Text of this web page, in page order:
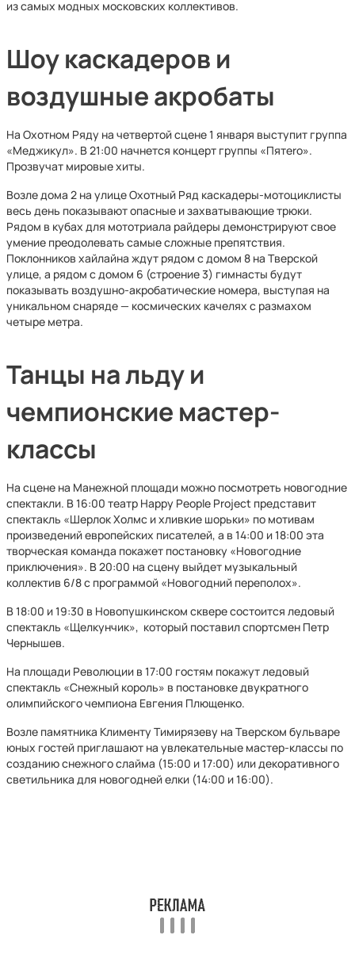
из самых модных московских коллективов.
Шоу каскадеров и
воздушные акробаты
На Охотном Ряду на четвертой сцене 1 января выступит группа
«Меджикул». В 21:00 начнется концерт группы «Пятеrо».
Прозвучат мировые хиты.
Возле дома 2 на улице Охотный Ряд каскадеры-мотоциклисты
весь день показывают опасные и захватывающие трюки.
Рядом в кубах для мототриала райдеры демонстрируют свое
умение преодолевать самые сложные препятствия.
Поклонников хайлайна ждут рядом с домом 8 на Тверской
улице, а рядом с домом 6 (строение 3) гимнасты будут
показывать воздушно-акробатические номера, выступая на
уникальном снаряде — космических качелях с размахом
четыре метра.
Танцы на льду и
чемпионские мастер-
классы
На сцене на Манежной площади можно посмотреть новогодние
спектакли. В 16:00 театр Happy People Project представит
спектакль «Шерлок Холмс и хливкие шорьки» по мотивам
произведений европейских писателей, а в 14:00 и 18:00 эта
творческая команда покажет постановку «Новогодние
приключения». В 20:00 на сцену выйдет музыкальный
коллектив 6/8 с программой «Новогодний переполох».
В 18:00 и 19:30 в Новопушкинском сквере состоится ледовый
спектакль «Щелкунчик», который поставил спортсмен Петр
Чернышев.
На площади Революции в 17:00 гостям покажут ледовый
спектакль «Снежный король» в постановке двукратного
олимпийского чемпиона Евгения Плющенко.
Возле памятника Клименту Тимирязеву на Тверском бульваре
юных гостей приглашают на увлекательные мастер-классы по
созданию снежного слайма (15:00 и 17:00) или декоративного
светильника для новогодней елки (14:00 и 16:00).